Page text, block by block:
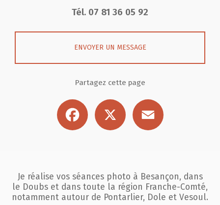
Tél. 07 81 36 05 92
ENVOYER UN MESSAGE
Partagez cette page
Facebook
Je réalise vos séances photo à Besançon, dans
le Doubs et dans toute la région Franche-Comté,
notamment autour de Pontarlier, Dole et Vesoul.